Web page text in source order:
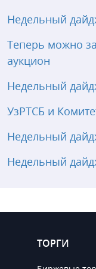
Недельный
Теперь можно
аукцион
Недельный
УзРТСБ и
Недельный
Недельный
ТОРГИ